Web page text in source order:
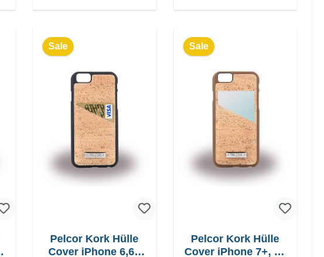
Sale
Pelcor Kork Hülle
Cover iPhone 6,6s
Sale
Pelcor Kork Hülle
Cover iPhone 7+, 8+